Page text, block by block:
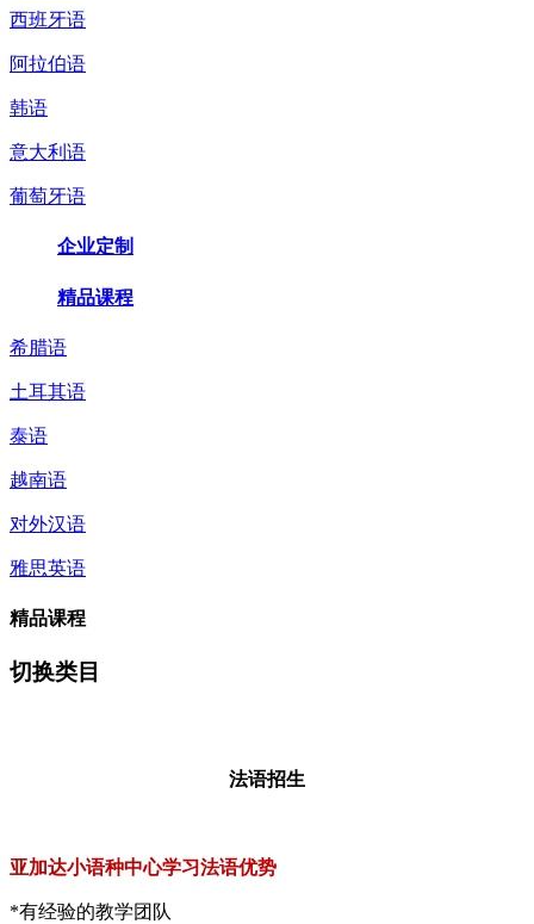
西班牙语
阿拉伯语
韩语
意大利语
葡萄牙语
企业定制
精品课程
希腊语
土耳其语
泰语
越南语
对外汉语
雅思英语
精品课程
切换类目
法语招生
亚加达小语种中心学习法语优势
*有经验的教学团队